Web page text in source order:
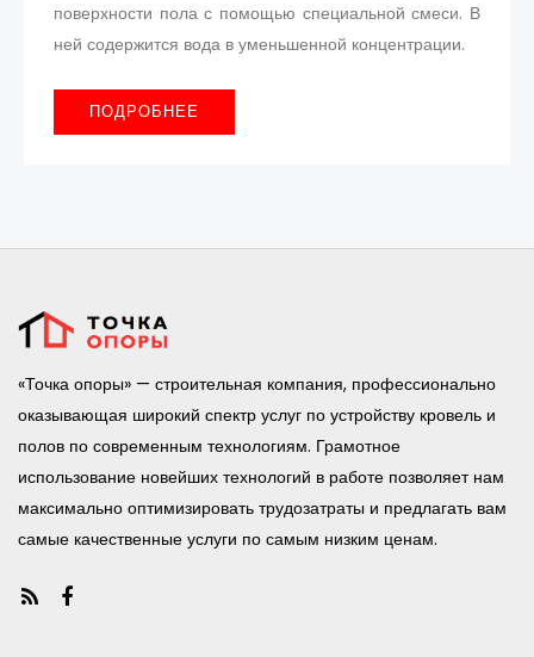
поверхности пола с помощью специальной смеси. В
ней содержится вода в уменьшенной концентрации.
ПОДРОБНЕЕ
«Точка опоры» — строительная компания, профессионально
оказывающая широкий спектр услуг по устройству кровель и
полов по современным технологиям. Грамотное
использование новейших технологий в работе позволяет нам
максимально оптимизировать трудозатраты и предлагать вам
самые качественные услуги по самым низким ценам.